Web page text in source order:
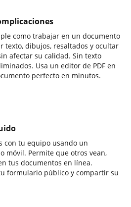
como trabajar en un documento
texto, dibujos, resaltados y ocultar
afectar su calidad. Sin texto
Usa un editor de PDF en
perfecto en minutos.
con tu equipo usando un
móvil. Permite que otros vean,
tus documentos en línea.
formulario público y compartir su